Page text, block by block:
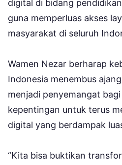
digital di bidang
guna memperluas akses
masyarakat di seluruh
Wamen Nezar berharap
Indonesia menembus
menjadi penyemangat
kepentingan untuk terus
digital yang berdampak
“Kita bisa buktikan